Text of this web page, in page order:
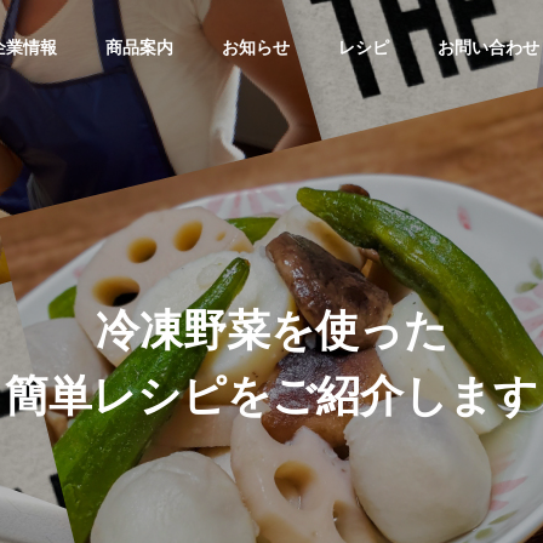
業情報 商品案内 お知らせ レシピ お問い合わせ
冷凍野菜を使った
簡単レシピをご紹介します